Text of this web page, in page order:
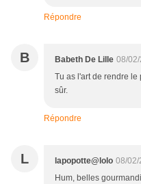
Répondre
B Babeth De Lille 08/
Tu as l'art de rendre le
sûr.
Répondre
L lapopotte@lolo 08/02/
Hum, belles